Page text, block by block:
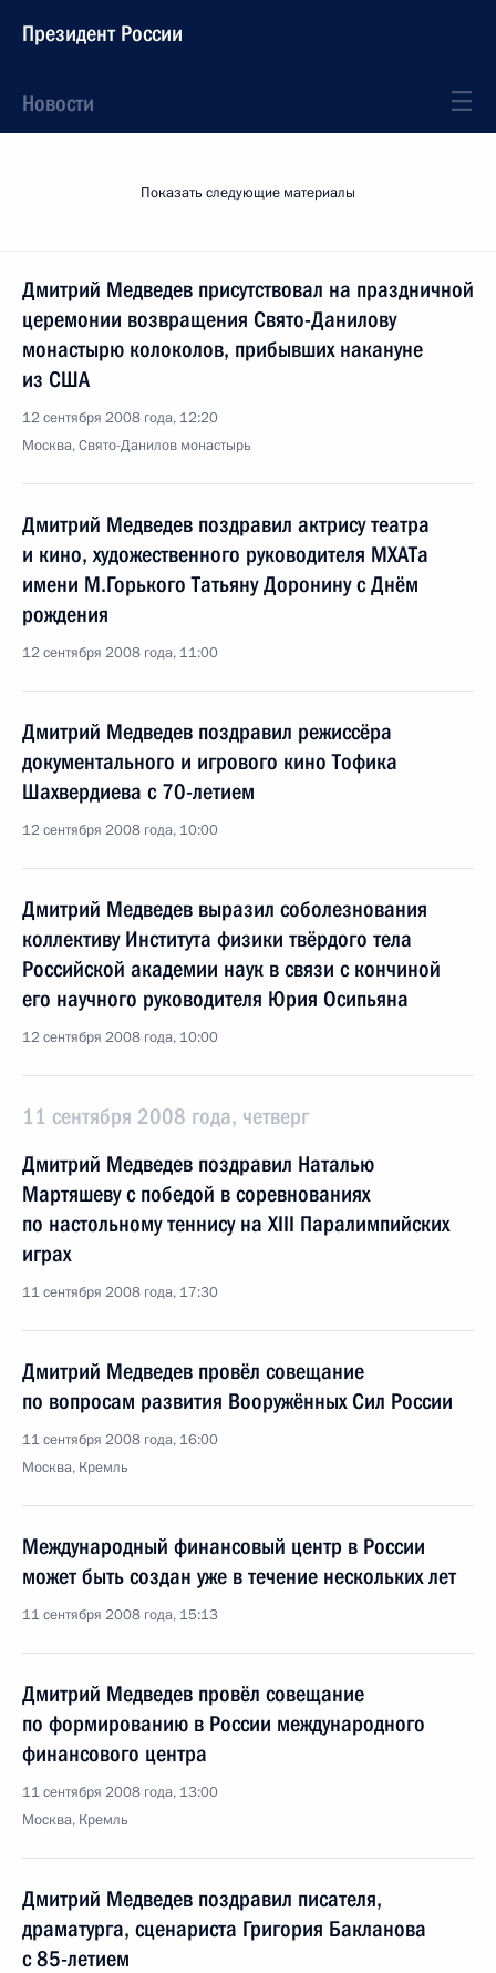
Президент России
Новости
Показать следующие материалы
Дмитрий Медведев присутствовал на праздничной
церемонии возвращения Свято-Данилову
монастырю колоколов, прибывших накануне
из США
12 сентября 2008 года, 12:20
Москва, Свято-Данилов монастырь
Дмитрий Медведев поздравил актрису театра
и кино, художественного руководителя МХАТа
имени М.Горького Татьяну Доронину с Днём
рождения
12 сентября 2008 года, 11:00
Дмитрий Медведев поздравил режиссёра
документального и игрового кино Тофика
Шахвердиева с 70-летием
12 сентября 2008 года, 10:00
Дмитрий Медведев выразил соболезнования
коллективу Института физики твёрдого тела
Российской академии наук в связи с кончиной
его научного руководителя Юрия Осипьяна
12 сентября 2008 года, 10:00
11 сентября 2008 года, четверг
Дмитрий Медведев поздравил Наталью
Мартяшеву с победой в соревнованиях
по настольному теннису на XIII Паралимпийских
играх
11 сентября 2008 года, 17:30
Дмитрий Медведев провёл совещание
по вопросам развития Вооружённых Сил России
11 сентября 2008 года, 16:00
Москва, Кремль
Международный финансовый центр в России
может быть создан уже в течение нескольких лет
11 сентября 2008 года, 15:13
Дмитрий Медведев провёл совещание
по формированию в России международного
финансового центра
11 сентября 2008 года, 13:00
Москва, Кремль
Дмитрий Медведев поздравил писателя,
драматурга, сценариста Григория Бакланова
с 85-летием